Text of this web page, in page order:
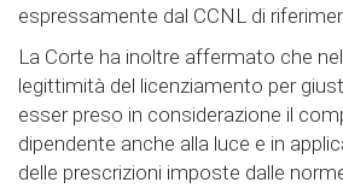
espressamente dal CCNL di
La Corte ha inoltre affermato che
legittimità del licenziamento per
esser preso in considerazione il
dipendente anche alla luce e in
delle prescrizioni imposte dalle